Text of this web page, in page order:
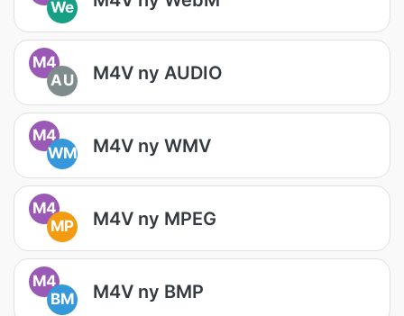
We
M4
AU
M4V ny AUDIO
M4
WM
M4V ny WMV
M4
MP
M4V ny MPEG
M4
BM
M4V ny BMP